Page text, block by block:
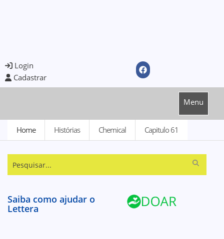
Login
Cadastrar
Menu
Home Histórias Chemical Capitulo 61
Saiba como ajudar o
Lettera